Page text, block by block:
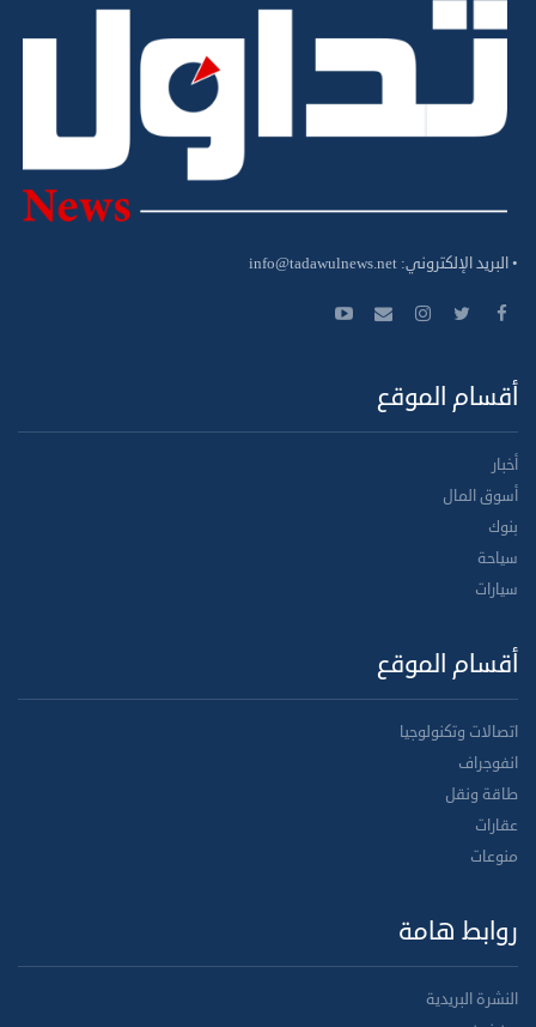
• البريد الإلكتروني: info@tadawulnews.net
أقسام الموقع
أخبار
أسوق المال
بنوك
سياحة
سيارات
أقسام الموقع
اتصالات وتكنولوجيا
انفوجراف
طاقة ونقل
عقارات
منوعات
روابط هامة
النشرة البريدية